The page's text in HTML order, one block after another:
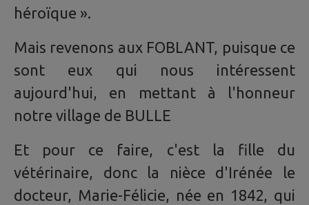
héroïque ».
Mais revenons aux FOBLANT, puisque ce
sont eux qui nous intéressent
aujourd'hui, en mettant à l'honneur
notre village de BULLE
Et pour ce faire, c'est la fille du
vétérinaire, donc la nièce d'Irénée le
docteur, Marie-Félicie, née en 1842, qui